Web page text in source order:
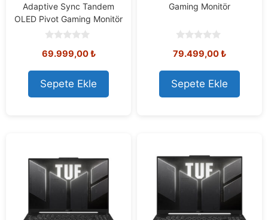
Adaptive Sync Tandem
OLED Pivot Gaming Monitör
o
t
o
f
5
69.999,00₺
Sepete Ekle
Gaming Monitör
o
t
o
f
5
79.499,00₺
Sepete Ekle